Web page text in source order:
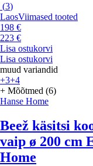
(3)
LaosViimased tooted
198 €
223 €
Lisa ostukorvi
Lisa ostukorvi
muud variandid
+3+4
+ Mõõtmed (6)
Hanse Home
Beež käsitsi
vaip ø 200 cm
Home